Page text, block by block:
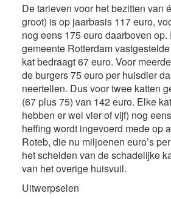
De tarieven voor het bezitten van
groot) is op jaarbasis 117 euro,
nog eens 175 euro daarboven op.
gemeente Rotterdam
kat bedraagt 67 euro. Voor
de burgers 75 euro per huisdier
neertellen. Dus voor twee katten
(67 plus 75) van 142 euro. Elke
hebben er wel vier of vijf) nog
heffing wordt ingevoerd mede op
Roteb, die nu miljoenen euro’s
het scheiden van de schadelijke
van het overige huisvuil.
Uitwerpselen